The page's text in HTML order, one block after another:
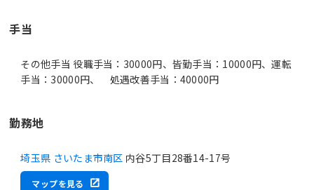
手当
その他手当 役職手当：30000円、皆勤手当：10000円、運転
手当：30000円、 処遇改善手当：40000円
勤務地
埼玉県 さいたま市南区 内谷5丁目28番14-17号
マップを見る